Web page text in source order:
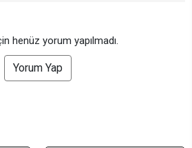
henüz yorum yapılmadı.
Yorum Yap